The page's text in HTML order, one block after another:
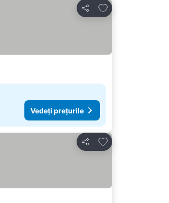
Distribuiți
Adăugaţi la favorite
Vedeți prețurile
Distribuiți
Adăugaţi la favorite